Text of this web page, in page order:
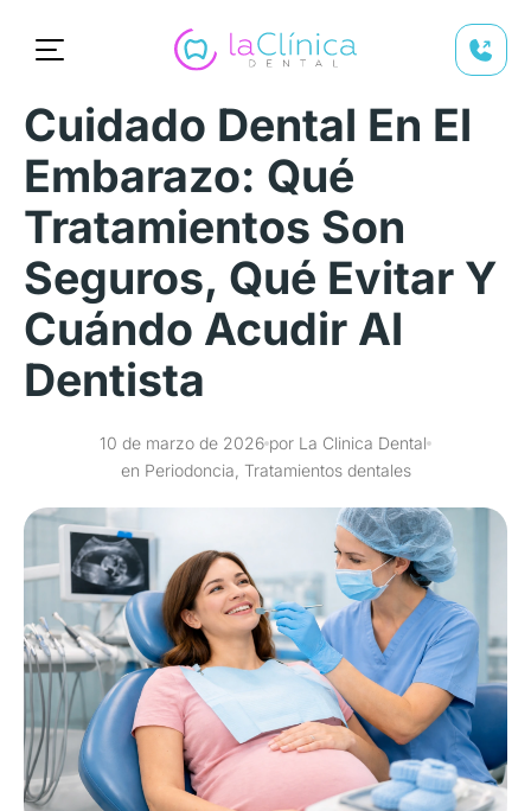
Cuidado Dental En El
Embarazo: Qué
Tratamientos Son
Seguros, Qué Evitar Y
Cuándo Acudir Al
Dentista
10 de marzo de 2026 por La Clinica Dental
en Periodoncia, Tratamientos dentales